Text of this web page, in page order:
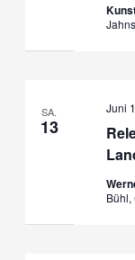
SA.
13
Juni
Bühl,